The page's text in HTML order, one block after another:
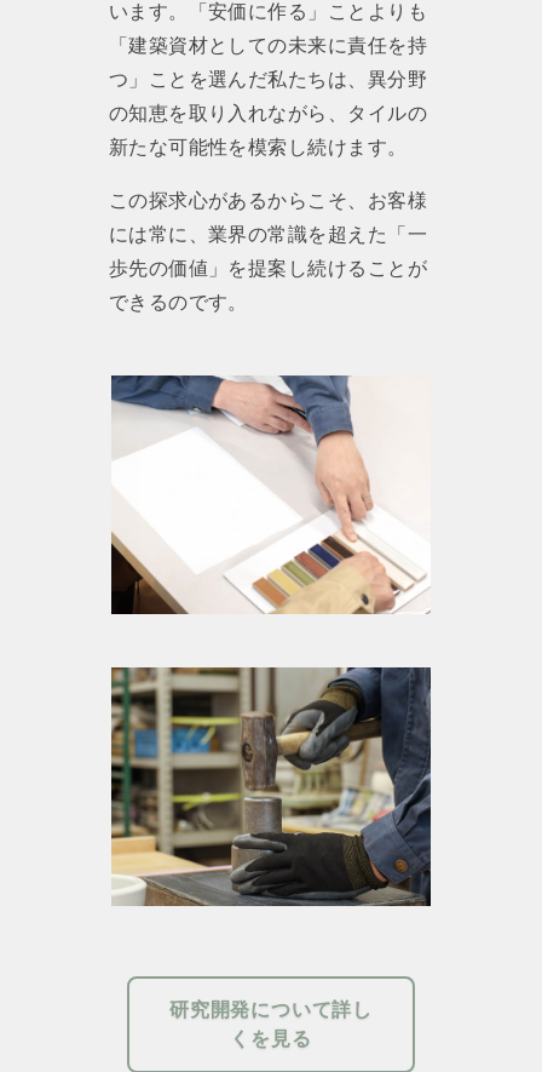
います。「安価に作る」ことよりも
「建築資材としての未来に責任を持
つ」ことを選んだ私たちは、異分野
の知恵を取り入れながら、タイルの
新たな可能性を模索し続けます。
この探求心があるからこそ、お客様
には常に、業界の常識を超えた「一
歩先の価値」を提案し続けることが
できるのです。
研究開発について詳し
くを見る